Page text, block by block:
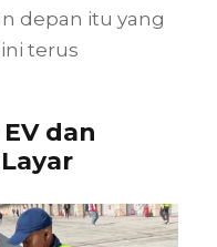
depan itu yang
terus
dan